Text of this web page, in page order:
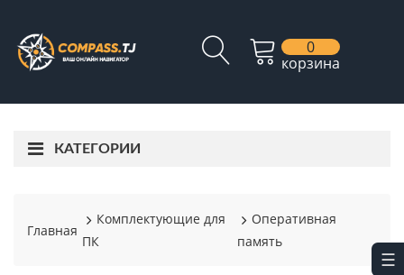
0
корзина
КАТЕГОРИИ
Главная
Комплектующие для
ПК
Оперативная
память